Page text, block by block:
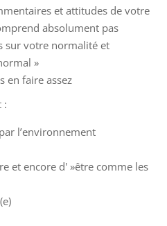
et attitudes de votre
absolument pas
sur votre normalité et
»
en faire assez
:
l’environnement
et encore d' »être comme les